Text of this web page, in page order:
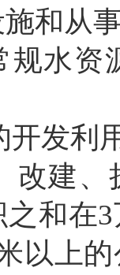
和从
规水资
开发利
改建
之和在
以上